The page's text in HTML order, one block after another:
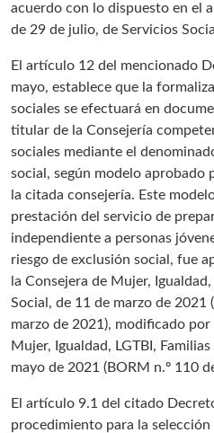
acuerdo con lo dispuesto en el
de 29 de julio, de Servicios
El artículo 12 del mencionado
mayo, establece que la
sociales se efectuará en
titular de la Consejería
sociales mediante el
social, según modelo
la citada consejería. Este
prestación del servicio de
independiente a personas
riesgo de exclusión social, fue
la Consejera de Mujer, Igualdad,
Social, de 11 de marzo de 2021 (
marzo de 2021), modificado
Mujer, Igualdad, LGTBI,
mayo de 2021 (BORM n.º 110
El artículo 9.1 del citado
procedimiento para la